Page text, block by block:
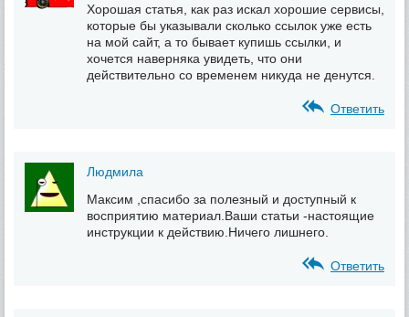
Хорошая статья, как раз искал хорошие сервисы,
которые бы указывали сколько ссылок уже есть
на мой сайт, а то бывает купишь ссылки, и
хочется наверняка увидеть, что они
действительно со временем никуда не денутся.
Ответить
Людмила
Максим ,спасибо за полезный и доступный к
восприятию материал.Ваши статьи -настоящие
инструкции к действию.Ничего лишнего.
Ответить